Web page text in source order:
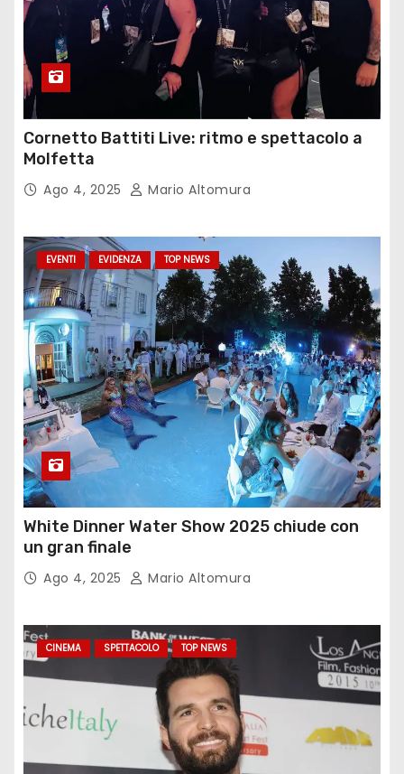
Cornetto Battiti Live: ritmo e spettacolo a
Molfetta
Ago 4, 2025 Mario Altomura
EVENTI EVIDENZA TOP NEWS
White Dinner Water Show 2025 chiude con
un gran finale
Ago 4, 2025 Mario Altomura
CINEMA SPETTACOLO TOP NEWS